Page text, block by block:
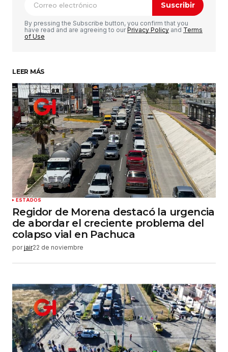
Comentario *
Su nombre*
Tu correo electrónico*
Guardar mi nombre, correo electrónico y sitio
web en este navegador para la próxima vez que
haga un comentario.
Enviar comentario
Suscribir
By pressing the Subscribe button, you confirm that you
have read and are agreeing to ourPrivacy Policy and Terms
of Use
LEER MÁS
ESTADOS
Regidor de Morena destacó la urgencia
de abordar el creciente problema del
colapso vial en Pachuca
por jair22 de noviembre